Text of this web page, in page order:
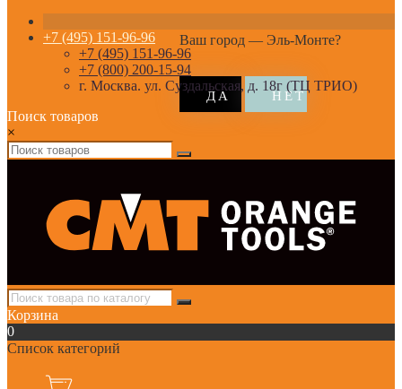
Ваш город — Эль-Монте?
+7 (495) 151-96-96
+7 (495) 151-96-96
+7 (800) 200-15-94
г. Москва. ул. Суздальская, д. 18г (ТЦ ТРИО)
Поиск товаров
×
Корзина
0
Список категорий